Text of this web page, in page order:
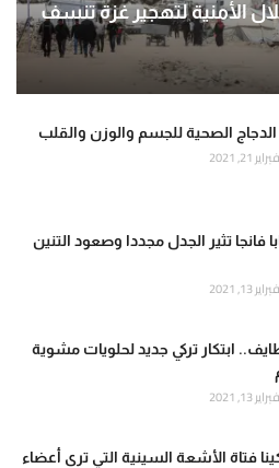
الأمنية لتهجير غزة تنسف
الدجاج الصحية للجسم والوزن والقلب
فبراير 21, 2021
فانجا تثير الجدل مجددا وصعود التنين
فبراير 13, 2021
ابتكار تركي جديد لحلويات مشوية
فبراير 13, 2021
فتاة الأشعة السينية التي ترى أعضاء